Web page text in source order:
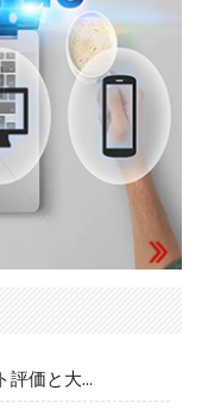
CNC Tech 国产線維コンポーネント評価と大量生産適合ガイド